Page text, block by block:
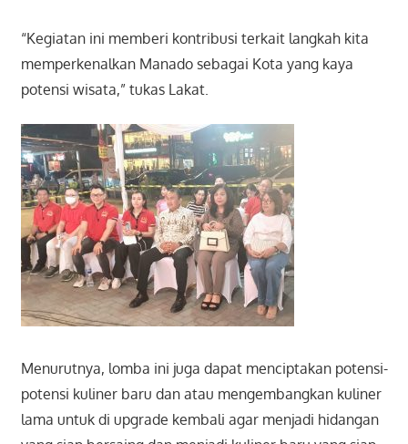
“Kegiatan ini memberi kontribusi terkait langkah kita
memperkenalkan Manado sebagai Kota yang kaya
potensi wisata,” tukas Lakat.
Menurutnya, lomba ini juga dapat menciptakan potensi-
potensi kuliner baru dan atau mengembangkan kuliner
lama untuk di upgrade kembali agar menjadi hidangan